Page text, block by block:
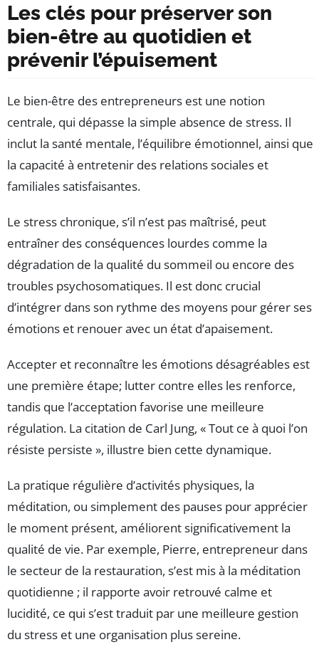
Fermer
Les clés pour préserver son
bien-être au quotidien et
prévenir l’épuisement
Le bien-être des entrepreneurs est une notion
centrale, qui dépasse la simple absence de stress. Il
inclut la santé mentale, l’équilibre émotionnel, ainsi que
la capacité à entretenir des relations sociales et
familiales satisfaisantes.
Le stress chronique, s’il n’est pas maîtrisé, peut
entraîner des conséquences lourdes comme la
dégradation de la qualité du sommeil ou encore des
troubles psychosomatiques. Il est donc crucial
d’intégrer dans son rythme des moyens pour gérer ses
émotions et renouer avec un état d’apaisement.
Accepter et reconnaître les émotions désagréables est
une première étape; lutter contre elles les renforce,
tandis que l’acceptation favorise une meilleure
régulation. La citation de Carl Jung, « Tout ce à quoi l’on
résiste persiste », illustre bien cette dynamique.
La pratique régulière d’activités physiques, la
méditation, ou simplement des pauses pour apprécier
le moment présent, améliorent significativement la
qualité de vie. Par exemple, Pierre, entrepreneur dans
le secteur de la restauration, s’est mis à la méditation
quotidienne ; il rapporte avoir retrouvé calme et
lucidité, ce qui s’est traduit par une meilleure gestion
du stress et une organisation plus sereine.